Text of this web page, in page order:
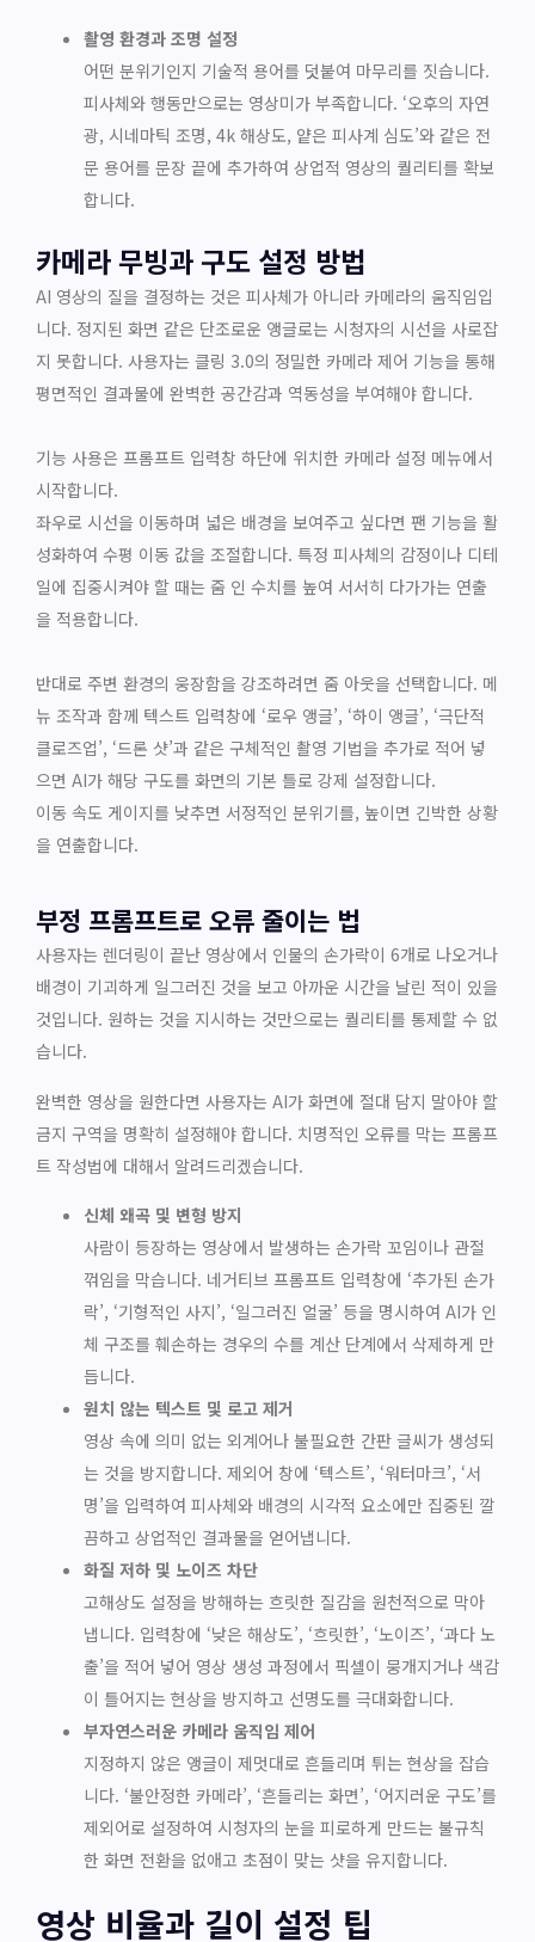
촬영 환경과 조명 설정
어떤 분위기인지 기술적 용어를 덧붙여 마무리를 짓습니다.
피사체와 행동만으로는 영상미가 부족합니다. ‘오후의 자연
광, 시네마틱 조명, 4k 해상도, 얕은 피사계 심도’와 같은 전
문 용어를 문장 끝에 추가하여 상업적 영상의 퀄리티를 확보
합니다.
카메라 무빙과 구도 설정 방법
AI 영상의 질을 결정하는 것은 피사체가 아니라 카메라의 움직임입
니다. 정지된 화면 같은 단조로운 앵글로는 시청자의 시선을 사로잡
지 못합니다. 사용자는 클링 3.0의 정밀한 카메라 제어 기능을 통해
평면적인 결과물에 완벽한 공간감과 역동성을 부여해야 합니다.
기능 사용은 프롬프트 입력창 하단에 위치한 카메라 설정 메뉴에서
시작합니다.
좌우로 시선을 이동하며 넓은 배경을 보여주고 싶다면 팬 기능을 활
성화하여 수평 이동 값을 조절합니다. 특정 피사체의 감정이나 디테
일에 집중시켜야 할 때는 줌 인 수치를 높여 서서히 다가가는 연출
을 적용합니다.
반대로 주변 환경의 웅장함을 강조하려면 줌 아웃을 선택합니다. 메
뉴 조작과 함께 텍스트 입력창에 ‘로우 앵글’, ‘하이 앵글’, ‘극단적
클로즈업’, ‘드론 샷’과 같은 구체적인 촬영 기법을 추가로 적어 넣
으면 AI가 해당 구도를 화면의 기본 틀로 강제 설정합니다.
이동 속도 게이지를 낮추면 서정적인 분위기를, 높이면 긴박한 상황
을 연출합니다.
부정 프롬프트로 오류 줄이는 법
사용자는 렌더링이 끝난 영상에서 인물의 손가락이 6개로 나오거나
배경이 기괴하게 일그러진 것을 보고 아까운 시간을 날린 적이 있을
것입니다. 원하는 것을 지시하는 것만으로는 퀄리티를 통제할 수 없
습니다.
완벽한 영상을 원한다면 사용자는 AI가 화면에 절대 담지 말아야 할
금지 구역을 명확히 설정해야 합니다. 치명적인 오류를 막는 프롬프
트 작성법에 대해서 알려드리겠습니다.
신체 왜곡 및 변형 방지
사람이 등장하는 영상에서 발생하는 손가락 꼬임이나 관절
꺾임을 막습니다. 네거티브 프롬프트 입력창에 ‘추가된 손가
락’, ‘기형적인 사지’, ‘일그러진 얼굴’ 등을 명시하여 AI가 인
체 구조를 훼손하는 경우의 수를 계산 단계에서 삭제하게 만
듭니다.
원치 않는 텍스트 및 로고 제거
영상 속에 의미 없는 외계어나 불필요한 간판 글씨가 생성되
는 것을 방지합니다. 제외어 창에 ‘텍스트’, ‘워터마크’, ‘서
명’을 입력하여 피사체와 배경의 시각적 요소에만 집중된 깔
끔하고 상업적인 결과물을 얻어냅니다.
화질 저하 및 노이즈 차단
고해상도 설정을 방해하는 흐릿한 질감을 원천적으로 막아
냅니다. 입력창에 ‘낮은 해상도’, ‘흐릿한’, ‘노이즈’, ‘과다 노
출’을 적어 넣어 영상 생성 과정에서 픽셀이 뭉개지거나 색감
이 틀어지는 현상을 방지하고 선명도를 극대화합니다.
부자연스러운 카메라 움직임 제어
지정하지 않은 앵글이 제멋대로 흔들리며 튀는 현상을 잡습
니다. ‘불안정한 카메라’, ‘흔들리는 화면’, ‘어지러운 구도’를
제외어로 설정하여 시청자의 눈을 피로하게 만드는 불규칙
한 화면 전환을 없애고 초점이 맞는 샷을 유지합니다.
영상 비율과 길이 설정 팁